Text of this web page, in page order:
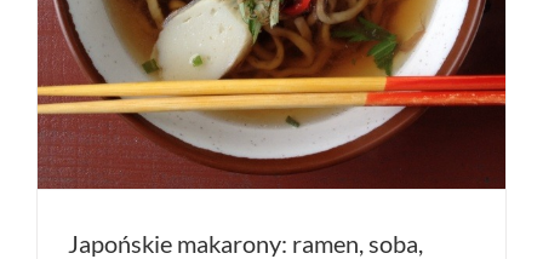
Japońskie makarony: ramen, soba,